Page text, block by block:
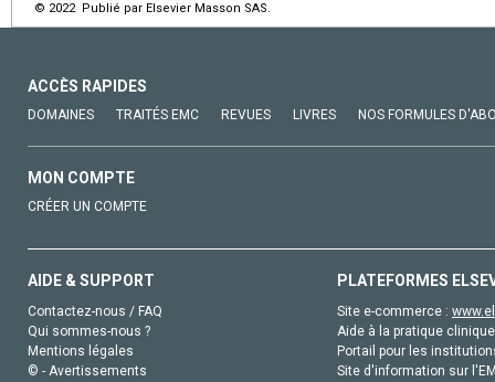
© 2022 Publié par Elsevier Masson SAS.
ACCÈS RAPIDES
DOMAINES TRAITÉS EMC REVUES LIVRES NOS FORMULES
MON COMPTE
CRÉER UN COMPTE
AIDE & SUPPORT
Contactez-nous / FAQ
Qui sommes-nous ?
Mentions légales
© - Avertissements
PLATEFORMES
Site e-commerce :
Aide à la pratique
Portail pour les
Site d'information sur